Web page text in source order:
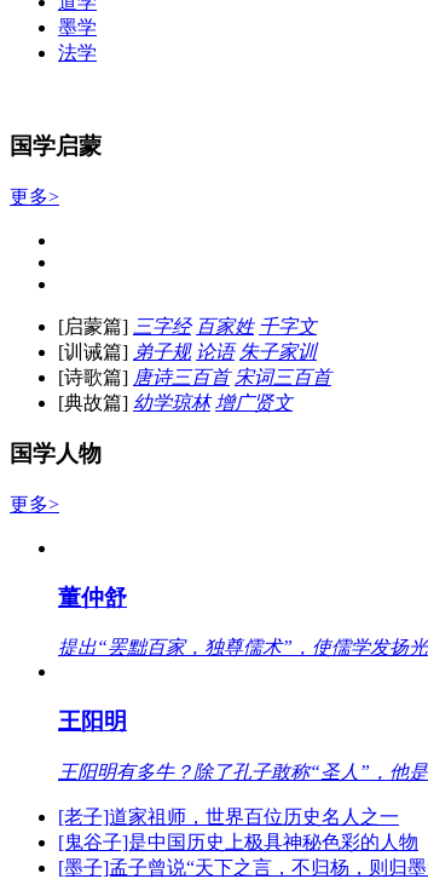
墨学
法学
国学启蒙
更多>
[启蒙篇] 三字经 百家姓 千字文
[训诫篇] 弟子规 论语 朱子家训
[诗歌篇] 唐诗三百首 宋词三百首
[典故篇] 幼学琼林 增广贤文
国学人物
更多>
董仲舒
提出“罢黜百家，独尊儒术”，使儒学发扬
王阳明
王阳明有多牛？除了孔子敢称“圣人”，他
[老子]道家祖师，世界百位历史名人之一
[鬼谷子]是中国历史上极具神秘色彩的人物
[墨子]孟子曾说“天下之言，不归杨，则归墨